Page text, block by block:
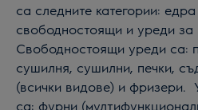
са следните категории: едра
свободностоящи и уреди
Свободностоящи уреди са:
сушилня, сушилни, печки,
(всички видове) и фризери.
са: фурни